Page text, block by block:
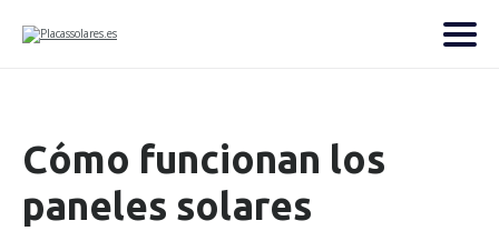
Cómo funcionan los
paneles solares